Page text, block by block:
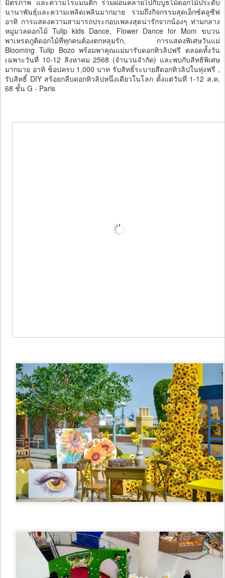
นานาพันธุ์และความเพลิดเพลินมากมาย รวมถึงกิจกรรมสุดเอ็กซ์คลูซีฟ
อาทิ การแสดงความสามารถประกอบเพลงสุดน่ารักจากน้องๆ ท่ามกลาง
หมู่มวลดอกไม้ Tulip kids Dance, Flower Dance for Mom ขบวน
พาเหรดภูติดอกไม้ที่ทุกคนต้องตกหลุมรัก, การแสดงพิเศษวันแม่
Blooming Tulip Bozo พร้อมพาคุณแม่มารับดอกทิวลิปฟรี ตลอดทั้งวัน
เฉพาะวันที่ 10-12 สิงหาคม 2568 (จำนวนจำกัด) และพบกับสิทธิพิเศษ
มากมาย อาทิ ช็อปครบ 1,000 บาท รับสิทธิ์ระบายสีดอกทิวลิปในทุ่งฟรี ,
รับสิทธิ์ DIY สร้อยกลีบดอกทิวลิปหนึ่งเดียวในโลก ตั้งแต่วันที่ 1-12 ส.ค.
68 ชั้น G - Paris